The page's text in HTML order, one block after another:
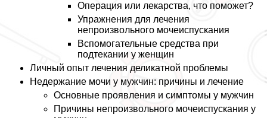
Операция или лекарства, что поможет?
Упражнения для лечения
непроизвольного мочеиспускания
Вспомогательные средства при
подтекании у женщин
Личный опыт лечения деликатной проблемы
Недержание мочи у мужчин: причины и лечение
Основные проявления и симптомы у мужчин
Причины непроизвольного мочеиспускания у